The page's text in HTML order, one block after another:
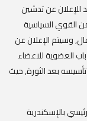
للإعلان عن تدشين
القوي السياسية
وسيتم الإعلان عن
العضوية للاعضاء
بعد الثورة, حيث
بالإسكندرية